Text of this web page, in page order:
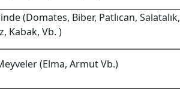
(Domates, Biber, Patlıcan, Salatalık,
Kabak, Vb. )
(Elma, Armut Vb.)